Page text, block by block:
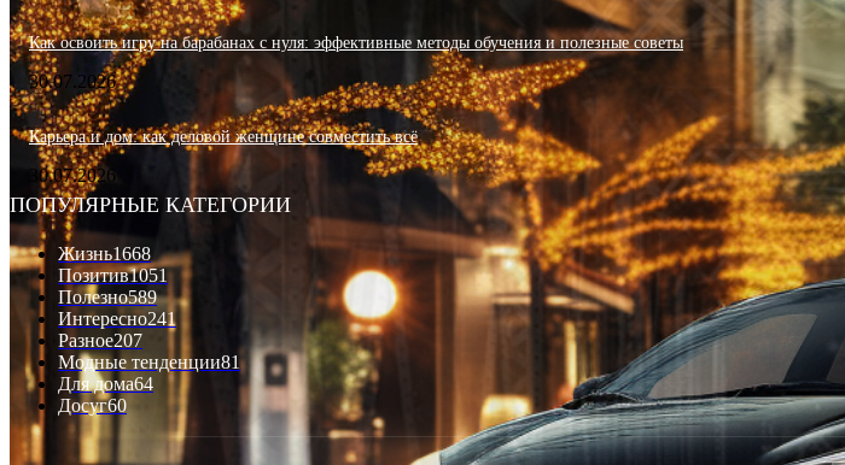
Как освоить игру на барабанах с нуля: эффективные методы обучения и полезные советы
30.07.2026
Карьера и дом: как деловой женщине совместить всё
30.07.2026
ПОПУЛЯРНЫЕ КАТЕГОРИИ
Жизнь1668
Позитив1051
Полезно589
Интересно241
Разное207
Модные тенденции81
Для дома64
Досуг60